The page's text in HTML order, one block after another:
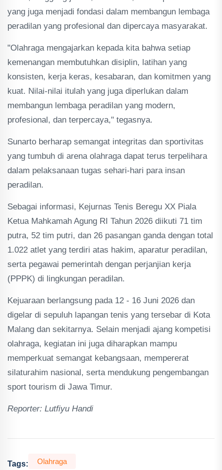
yang juga menjadi fondasi dalam membangun lembaga
peradilan yang profesional dan dipercaya masyarakat.
"Olahraga mengajarkan kepada kita bahwa setiap
kemenangan membutuhkan disiplin, latihan yang
konsisten, kerja keras, kesabaran, dan komitmen yang
kuat. Nilai-nilai itulah yang juga diperlukan dalam
membangun lembaga peradilan yang modern,
profesional, dan terpercaya," tegasnya.
Sunarto berharap semangat integritas dan sportivitas
yang tumbuh di arena olahraga dapat terus terpelihara
dalam pelaksanaan tugas sehari-hari para insan
peradilan.
Sebagai informasi, Kejurnas Tenis Beregu XX Piala
Ketua Mahkamah Agung RI Tahun 2026 diikuti 71 tim
putra, 52 tim putri, dan 26 pasangan ganda dengan total
1.022 atlet yang terdiri atas hakim, aparatur peradilan,
serta pegawai pemerintah dengan perjanjian kerja
(PPPK) di lingkungan peradilan.
Kejuaraan berlangsung pada 12 - 16 Juni 2026 dan
digelar di sepuluh lapangan tenis yang tersebar di Kota
Malang dan sekitarnya. Selain menjadi ajang kompetisi
olahraga, kegiatan ini juga diharapkan mampu
memperkuat semangat kebangsaan, mempererat
silaturahim nasional, serta mendukung pengembangan
sport tourism di Jawa Timur.
Reporter: Lutfiyu Handi
Tags: Olahraga